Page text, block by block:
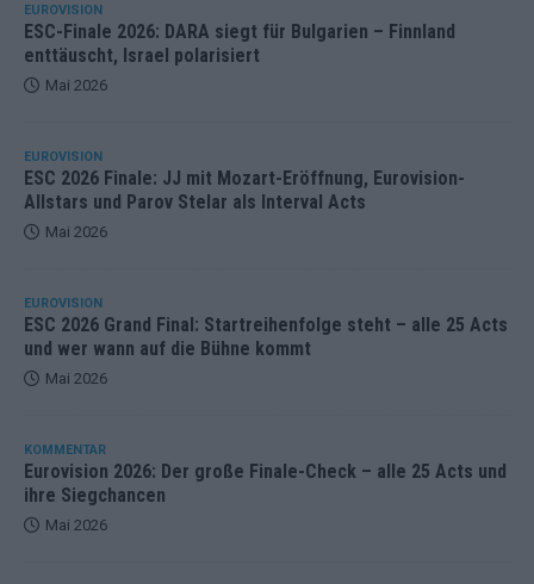
EUROVISION
ESC-Finale 2026: DARA siegt für Bulgarien – Finnland
enttäuscht, Israel polarisiert
Mai 2026
EUROVISION
ESC 2026 Finale: JJ mit Mozart-Eröffnung, Eurovision-
Allstars und Parov Stelar als Interval Acts
Mai 2026
EUROVISION
ESC 2026 Grand Final: Startreihenfolge steht – alle 25 Acts
und wer wann auf die Bühne kommt
Mai 2026
KOMMENTAR
Eurovision 2026: Der große Finale-Check – alle 25 Acts und
ihre Siegchancen
Mai 2026